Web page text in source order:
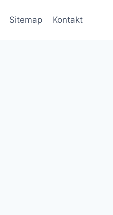
Sitemap Kontakt